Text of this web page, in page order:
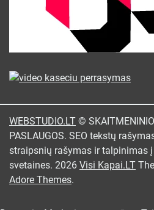
WEBSTUDIO.LT ©
PASLAUGOS. SEO tekstų
straipsnių rašymas ir talpinimas
svetaines. 2026 Visi Kapai.LT
Adore Themes.